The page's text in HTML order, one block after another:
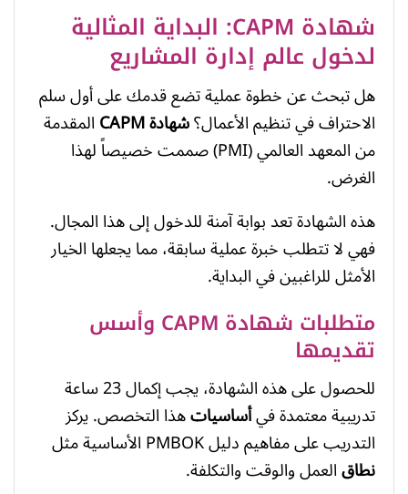
شهادة CAPM: البداية المثالية
لدخول عالم إدارة المشاريع
هل تبحث عن خطوة عملية تضع قدمك على أول سلم
الاحتراف في تنظيم الأعمال؟شهادة CAPM المقدمة
من المعهد العالمي (PMI) صممت خصيصاً لهذا
الغرض.
هذه الشهادة تعد بوابة آمنة للدخول إلى هذا المجال.
فهي لا تتطلب خبرة عملية سابقة، مما يجعلها الخيار
الأمثل للراغبين في البداية.
متطلبات شهادة CAPM وأسس
تقديمها
للحصول على هذه الشهادة، يجب إكمال 23 ساعة
تدريبية معتمدة فيأساسياتهذا التخصص. يركز
التدريب على مفاهيم دليل PMBOK الأساسية مثل
نطاقالعمل والوقت والتكلفة.